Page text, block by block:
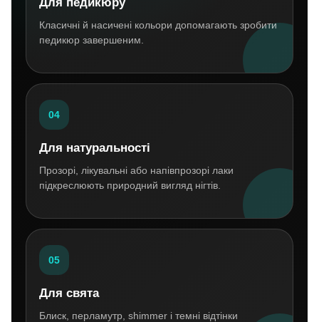
Класичні й насичені кольори допомагають зробити
педикюр завершеним.
04
Для натуральності
Прозорі, лікувальні або напівпрозорі лаки
підкреслюють природний вигляд нігтів.
05
Для свята
Блиск, перламутр, shimmer і темні відтінки